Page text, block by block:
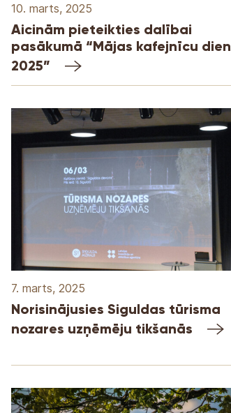
10. marts, 2025
Aicinām pieteikties dalībai
pasākumā “Mājas kafejnīcu
2025”
7. marts, 2025
Norisinājusies Siguldas tūrisma
nozares uzņēmēju tikšanās